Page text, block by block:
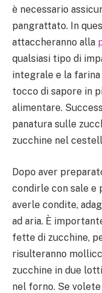
è necessario
pangrattato. In
attaccheranno alla
qualsiasi tipo di
integrale e la
tocco di sapore in
alimentare.
panatura sulle
zucchine nel
Dopo aver
condirle con sale e
averle condite,
ad aria. È
fette di zucchine,
risulteranno
zucchine in due
nel forno. Se